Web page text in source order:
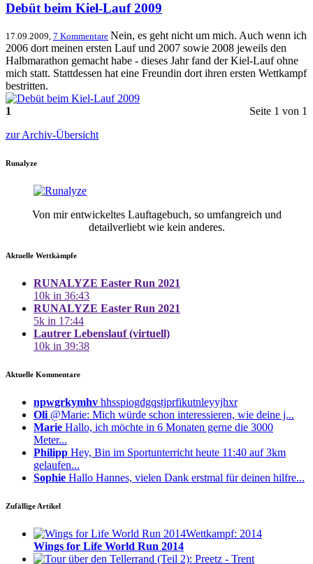
Debüt beim Kiel-Lauf 2009
17.09.2009, 7 Kommentare Nein, es geht nicht um mich. Auch wenn ich
2006 dort meinen ersten Lauf und 2007 sowie 2008 jeweils den
Halbmarathon gemacht habe - dieses Jahr fand der Kiel-Lauf ohne
mich statt. Stattdessen hat eine Freundin dort ihren ersten Wettkampf
bestritten.
Seite 1 von 1
1
zur Archiv-Übersicht
Runalyze
Von mir entwickeltes Lauftagebuch, so umfangreich und
detailverliebt wie kein anderes.
Aktuelle Wettkämpfe
RUNALYZE Easter Run 2021
10k in 36:43
RUNALYZE Easter Run 2021
5k in 17:44
Lautrer Lebenslauf (virtuell)
10k in 39:38
Aktuelle Kommentare
npwgrkymhv hhsspiogdgqstjprfikutnleyyjhxr
Oli @Marie: Mich würde schon interessieren, wie deine j...
Marie Hallo, ich möchte in 6 Monaten gerne die 3000
Meter...
Philipp Hey, Bin im Sportunterricht heute 11:40 auf 3km
gelaufen...
Sophie Hallo Hannes, vielen Dank erstmal für deinen hilfre...
Zufällige Artikel
Wettkampf: 2014
Wings for Life World Run 2014